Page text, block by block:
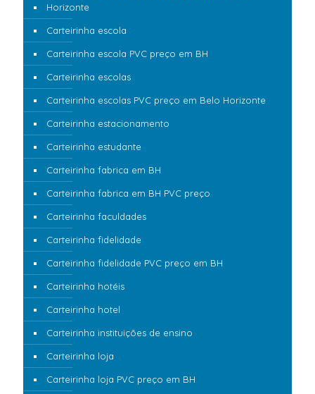
Horizonte
Carteirinha escola
Carteirinha escola PVC preço em BH
Carteirinha escolas
Carteirinha escolas PVC preço em Belo Horizonte
Carteirinha estacionamento
Carteirinha estudante
Carteirinha fabrica em BH
Carteirinha fabrica em BH PVC preço
Carteirinha faculdades
Carteirinha fidelidade
Carteirinha fidelidade PVC preço em BH
Carteirinha hotéis
Carteirinha hotel
Carteirinha instituições de ensino
Carteirinha loja
Carteirinha loja PVC preço em BH